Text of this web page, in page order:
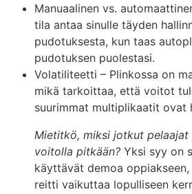
Manuaalinen vs.
tila antaa sinulle täyden
pudotuksesta, kun taas
pudotuksen puolestasi.
Volatiliteetti – Plinkossa on
mikä tarkoittaa, että voitot
suurimmat multiplikaatit ovat
Mietitkö, miksi jotkut
voitolla pitkään? Yksi syy on
käyttävät demoa
reitti vaikuttaa lopulliseen